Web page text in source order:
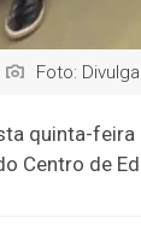
Foto:
quinta-
Centro de